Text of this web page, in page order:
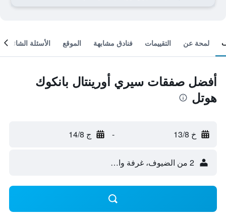
لمحة عن التقييمات فنادق مشابهة الموقع الأسئلة الشائعة
أفضل صفقات سيري أورينتال بانكوك
هوتل
خ 13/8 - ج 14/8
2 من الضيوف، غرفة واحدة